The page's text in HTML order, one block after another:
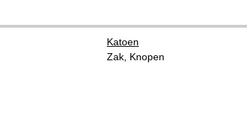
Katoen
Zak, Knopen